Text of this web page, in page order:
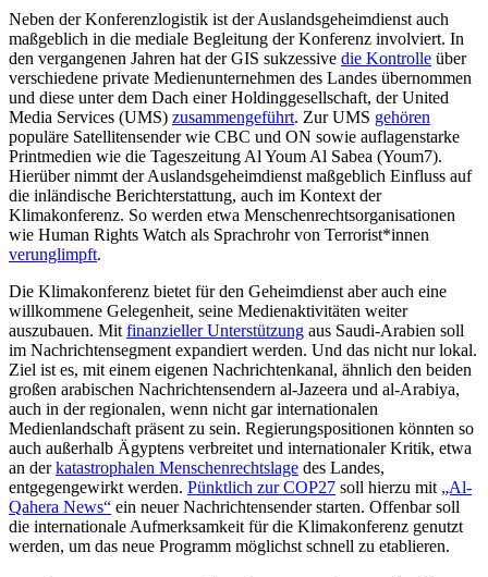
Neben der Konferenzlogistik ist der Auslandsgeheimdienst auch
maßgeblich in die mediale Begleitung der Konferenz involviert. In
den vergangenen Jahren hat der GIS sukzessive die Kontrolle über
verschiedene private Medienunternehmen des Landes übernommen
und diese unter dem Dach einer Holdinggesellschaft, der United
Media Services (UMS) zusammengeführt. Zur UMS gehören
populäre Satellitensender wie CBC und ON sowie auflagenstarke
Printmedien wie die Tageszeitung Al Youm Al Sabea (Youm7).
Hierüber nimmt der Auslandsgeheimdienst maßgeblich Einfluss auf
die inländische Berichterstattung, auch im Kontext der
Klimakonferenz. So werden etwa Menschenrechtsorganisationen
wie Human Rights Watch als Sprachrohr von Terrorist*innen
verunglimpft.
Die Klimakonferenz bietet für den Geheimdienst aber auch eine
willkommene Gelegenheit, seine Medienaktivitäten weiter
auszubauen. Mit finanzieller Unterstützung aus Saudi-Arabien soll
im Nachrichtensegment expandiert werden. Und das nicht nur lokal.
Ziel ist es, mit einem eigenen Nachrichtenkanal, ähnlich den beiden
großen arabischen Nachrichtensendern al-Jazeera und al-Arabiya,
auch in der regionalen, wenn nicht gar internationalen
Medienlandschaft präsent zu sein. Regierungspositionen könnten so
auch außerhalb Ägyptens verbreitet und internationaler Kritik, etwa
an derkatastrophalen Menschenrechtslage des Landes,
entgegengewirkt werden. Pünktlich zur COP27 soll hierzu mit „Al-
Qahera News“ ein neuer Nachrichtensender starten. Offenbar soll
die internationale Aufmerksamkeit für die Klimakonferenz genutzt
werden, um das neue Programm möglichst schnell zu etablieren.